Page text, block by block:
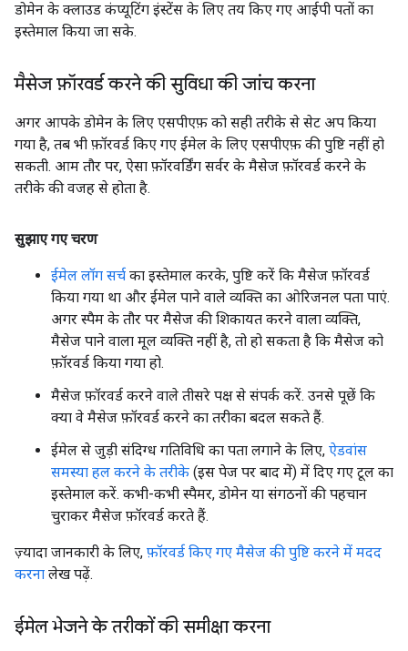
डोमेन के क्लाउड कंप्यूटिंग इंस्टेंस के लिए तय किए गए आईपी पतों का
इस्तेमाल किया जा सके.
मैसेज फ़ॉरवर्ड करने की सुविधा की जांच करना
अगर आपके डोमेन के लिए एसपीएफ़ को सही तरीके से सेट अप किया
गया है, तब भी फ़ॉरवर्ड किए गए ईमेल के लिए एसपीएफ़ की पुष्टि नहीं हो
सकती. आम तौर पर, ऐसा फ़ॉरवर्डिंग सर्वर के मैसेज फ़ॉरवर्ड करने के
तरीके की वजह से होता है.
सुझाए गए चरण
ईमेल लॉग सर्च का इस्तेमाल करके, पुष्टि करें कि मैसेज फ़ॉरवर्ड
किया गया था और ईमेल पाने वाले व्यक्ति का ओरिजनल पता पाएं.
अगर स्पैम के तौर पर मैसेज की शिकायत करने वाला व्यक्ति,
मैसेज पाने वाला मूल व्यक्ति नहीं है, तो हो सकता है कि मैसेज को
फ़ॉरवर्ड किया गया हो.
मैसेज फ़ॉरवर्ड करने वाले तीसरे पक्ष से संपर्क करें. उनसे पूछें कि
क्या वे मैसेज फ़ॉरवर्ड करने का तरीका बदल सकते हैं.
ईमेल से जुड़ी संदिग्ध गतिविधि का पता लगाने के लिए, ऐडवांस
समस्या हल करने के तरीके (इस पेज पर बाद में) में दिए गए टूल का
इस्तेमाल करें. कभी-कभी स्पैमर, डोमेन या संगठनों की पहचान
चुराकर मैसेज फ़ॉरवर्ड करते हैं.
ज़्यादा जानकारी के लिए, फ़ॉरवर्ड किए गए मैसेज की पुष्टि करने में मदद
करना लेख पढ़ें.
ईमेल भेजने के तरीकों की समीक्षा करना